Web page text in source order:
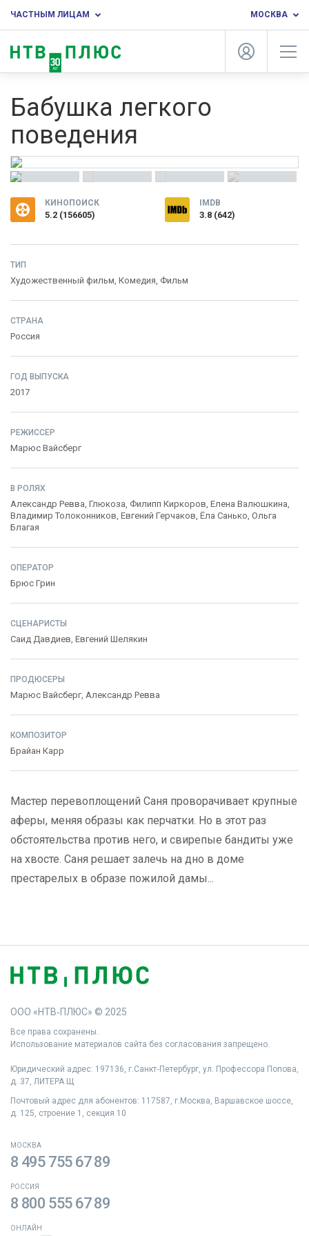
ЧАСТНЫМ ЛИЦАМ МОСКВА
Бабушка легкого
поведения
КИНОПОИСК
5.2 (156605)
IMDB
3.8 (642)
ТИП
Художественный фильм, Комедия, Фильм
СТРАНА
Россия
ГОД ВЫПУСКА
2017
РЕЖИССЕР
Марюс Вайсберг
В РОЛЯХ
Александр Ревва, Глюкоза, Филипп Киркоров, Елена Валюшкина,
Владимир Толоконников, Евгений Герчаков, Ёла Санько, Ольга
Благая
ОПЕРАТОР
Брюс Грин
СЦЕНАРИСТЫ
Саид Давдиев, Евгений Шелякин
ПРОДЮСЕРЫ
Марюс Вайсберг, Александр Ревва
КОМПОЗИТОР
Брайан Карр
Мастер перевоплощений Саня проворачивает крупные
аферы, меняя образы как перчатки. Но в этот раз
обстоятельства против него, и свирепые бандиты уже
на хвосте. Саня решает залечь на дно в доме
престарелых в образе пожилой дамы...
ООО «НТВ‑ПЛЮС» © 2025
Все права сохранены.
Использование материалов сайта без согласования запрещено.
Юридический адрес: 197136, г.Санкт‑Петербург, ул. Профессора Попова,
д. 37, ЛИТЕРА Щ
Почтовый адрес для абонентов: 117587, г.Москва, Варшавское шоссе,
д. 125, строение 1, секция 10
МОСКВА
8 495 755 67 89
РОССИЯ
8 800 555 67 89
ОНЛАЙН